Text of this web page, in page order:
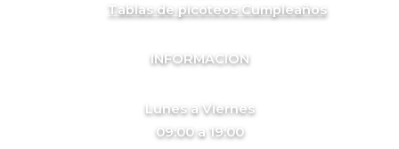
Tablas de picoteos Cumpleaños
INFORMACION
Lunes a Viernes
09:00 a 19:00